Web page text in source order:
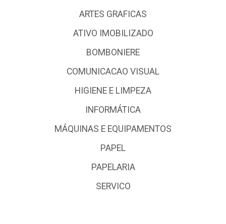
ARTES GRAFICAS
ATIVO IMOBILIZADO
BOMBONIERE
COMUNICACAO VISUAL
HIGIENE E LIMPEZA
INFORMÁTICA
MÁQUINAS E EQUIPAMENTOS
PAPEL
PAPELARIA
SERVICO